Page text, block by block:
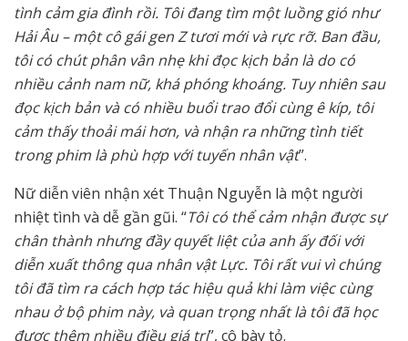
tình cảm gia đình rồi. Tôi đang tìm một luồng gió như
Hải Âu – một cô gái gen Z tươi mới và rực rỡ. Ban đầu,
tôi có chút phân vân nhẹ khi đọc kịch bản là do có
nhiều cảnh nam nữ, khá phóng khoáng. Tuy nhiên sau
đọc kịch bản và có nhiều buổi trao đổi cùng ê kíp, tôi
cảm thấy thoải mái hơn, và nhận ra những tình tiết
trong phim là phù hợp với tuyến nhân vật”.
Nữ diễn viên nhận xét Thuận Nguyễn là một người
nhiệt tình và dễ gần gũi. “Tôi có thể cảm nhận được sự
chân thành nhưng đầy quyết liệt của anh ấy đối với
diễn xuất thông qua nhân vật Lực. Tôi rất vui vì chúng
tôi đã tìm ra cách hợp tác hiệu quả khi làm việc cùng
nhau ở bộ phim này, và quan trọng nhất là tôi đã học
được thêm nhiều điều giá trị”, cô bày tỏ.